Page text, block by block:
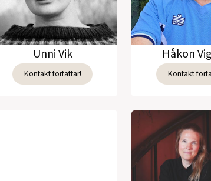
Unni Vik
Kontakt forfattar!
Håkon
Kontakt